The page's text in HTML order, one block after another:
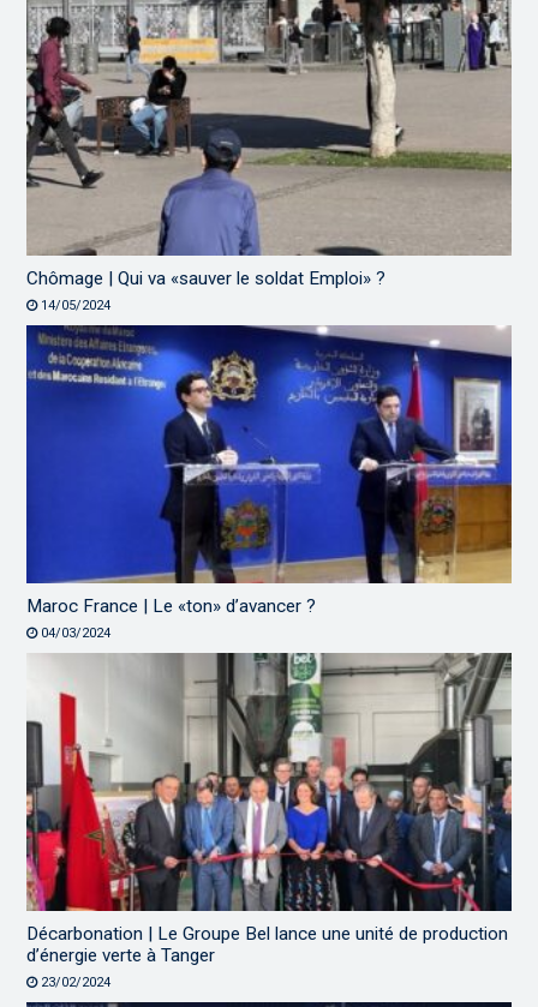
Chômage | Qui va «sauver le soldat Emploi» ?
14/05/2024
Maroc France | Le «ton» d’avancer ?
04/03/2024
Décarbonation | Le Groupe Bel lance une unité de production
d’énergie verte à Tanger
23/02/2024